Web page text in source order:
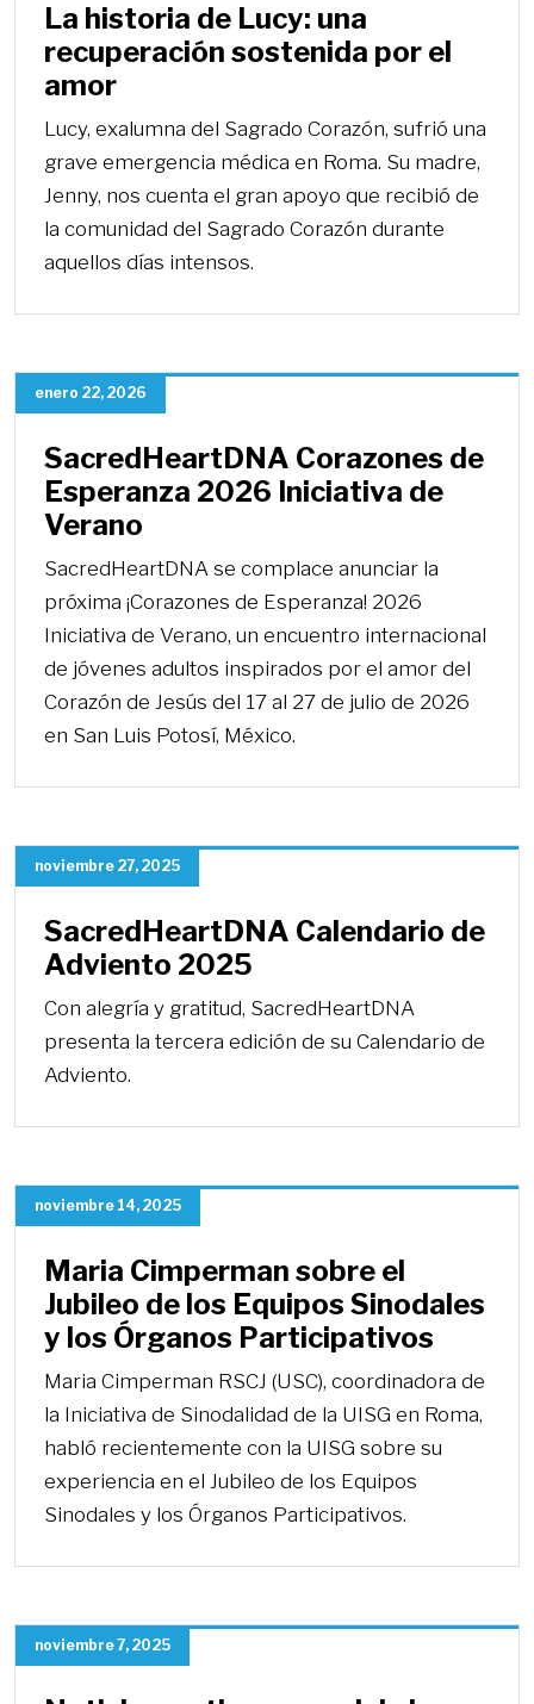
La historia de Lucy: una
recuperación sostenida por el
amor
Lucy, exalumna del Sagrado Corazón, sufrió una
grave emergencia médica en Roma. Su madre,
Jenny, nos cuenta el gran apoyo que recibió de
la comunidad del Sagrado Corazón durante
aquellos días intensos.
enero 22, 2026
SacredHeartDNA Corazones de
Esperanza 2026 Iniciativa de
Verano
SacredHeartDNA se complace anunciar la
próxima ¡Corazones de Esperanza! 2026
Iniciativa de Verano, un encuentro internacional
de jóvenes adultos inspirados por el amor del
Corazón de Jesús del 17 al 27 de julio de 2026
en San Luis Potosí, México.
noviembre 27, 2025
SacredHeartDNA Calendario de
Adviento 2025
Con alegría y gratitud, SacredHeartDNA
presenta la tercera edición de su Calendario de
Adviento.
noviembre 14, 2025
Maria Cimperman sobre el
Jubileo de los Equipos Sinodales
y los Órganos Participativos
Maria Cimperman RSCJ (USC), coordinadora de
la Iniciativa de Sinodalidad de la UISG en Roma,
habló recientemente con la UISG sobre su
experiencia en el Jubileo de los Equipos
Sinodales y los Órganos Participativos.
noviembre 7, 2025